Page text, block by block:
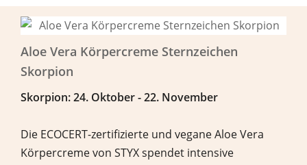
Aloe Vera Körpercreme Sternzeichen
Skorpion
Skorpion: 24. Oktober - 22. November
Die ECOCERT-zertifizierte und vegane Aloe Vera
Körpercreme von STYX spendet intensive